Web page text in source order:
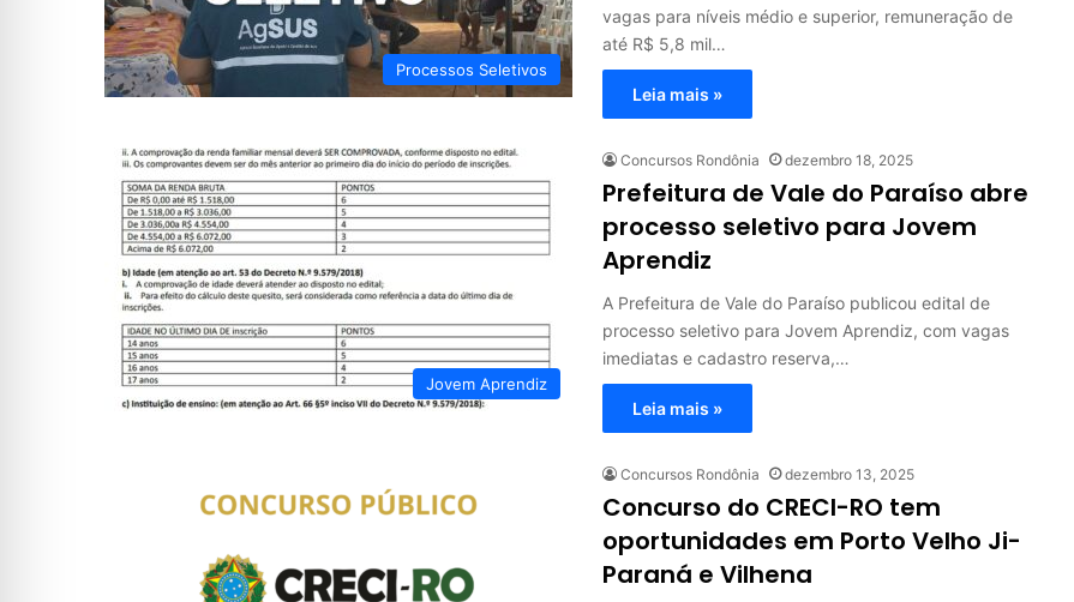
Processos Seletivos
vagas para níveis médio e superior, remuneração de
até R$ 5,8 mil…
Leia mais »
Jovem Aprendiz
Concursos Rondônia dezembro 18, 2025
Prefeitura de Vale do Paraíso abre
processo seletivo para Jovem
Aprendiz
A Prefeitura de Vale do Paraíso publicou edital de
processo seletivo para Jovem Aprendiz, com vagas
imediatas e cadastro reserva,…
Leia mais »
Concursos Rondônia dezembro 13, 2025
Concurso do CRECI-RO tem
oportunidades em Porto Velho Ji-
Paraná e Vilhena